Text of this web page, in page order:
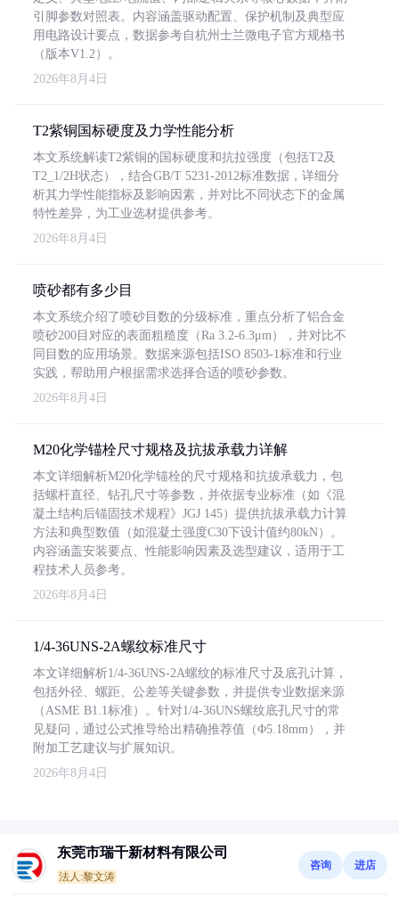
引脚参数对照表。内容涵盖驱动配置、保护机制及典型应
用电路设计要点，数据参考自杭州士兰微电子官方规格书
（版本V1.2）。
2026年8月4日
T2紫铜国标硬度及力学性能分析
本文系统解读T2紫铜的国标硬度和抗拉强度（包括T2及
T2_1/2H状态），结合GB/T 5231-2012标准数据，详细分
析其力学性能指标及影响因素，并对比不同状态下的金属
特性差异，为工业选材提供参考。
2026年8月4日
喷砂都有多少目
本文系统介绍了喷砂目数的分级标准，重点分析了铝合金
喷砂200目对应的表面粗糙度（Ra 3.2-6.3μm），并对比不
同目数的应用场景。数据来源包括ISO 8503-1标准和行业
实践，帮助用户根据需求选择合适的喷砂参数。
2026年8月4日
M20化学锚栓尺寸规格及抗拔承载力详解
本文详细解析M20化学锚栓的尺寸规格和抗拔承载力，包
括螺杆直径、钻孔尺寸等参数，并依据专业标准（如《混
凝土结构后锚固技术规程》JGJ 145）提供抗拔承载力计算
方法和典型数值（如混凝土强度C30下设计值约80kN）。
内容涵盖安装要点、性能影响因素及选型建议，适用于工
程技术人员参考。
2026年8月4日
1/4-36UNS-2A螺纹标准尺寸
本文详细解析1/4-36UNS-2A螺纹的标准尺寸及底孔计算，
包括外径、螺距、公差等关键参数，并提供专业数据来源
（ASME B1.1标准）。针对1/4-36UNS螺纹底孔尺寸的常
见疑问，通过公式推导给出精确推荐值（Φ5.18mm），并
附加工艺建议与扩展知识。
2026年8月4日
东莞市瑞千新材料有限公司
法人:黎文涛
咨询 进店